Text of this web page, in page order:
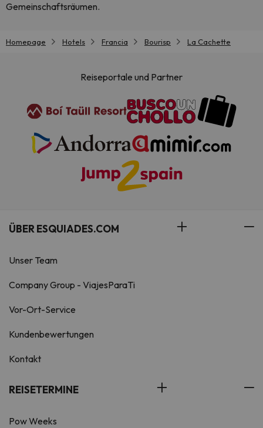
Gemeinschaftsräumen.
Homepage Hotels Francia Bourisp La Cachette
Reiseportale und Partner
ÜBER ESQUIADES.COM
Unser Team
Company Group - ViajesParaTi
Vor-Ort-Service
Kundenbewertungen
Kontakt
REISETERMINE
Pow Weeks